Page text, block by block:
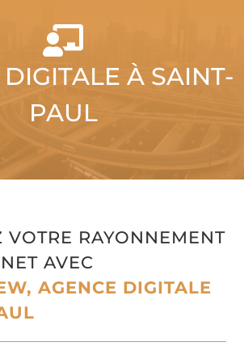

À SAINT-
PAUL
VOTRE RAYONNEMENT
AVEC
AGENCE DIGITALE